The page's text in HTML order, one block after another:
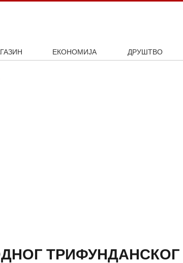
ЕКОНОМИЈА
ДРУШТВО
ТРИФУНДАНСКОГ